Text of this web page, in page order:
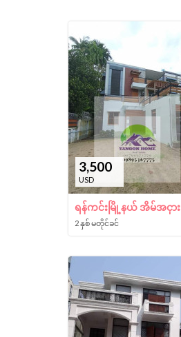
3,500
USD
ရန်ကင်းမြို့နယ် အိမ်အငှား
2 နှစ် မတိုင်ခင်